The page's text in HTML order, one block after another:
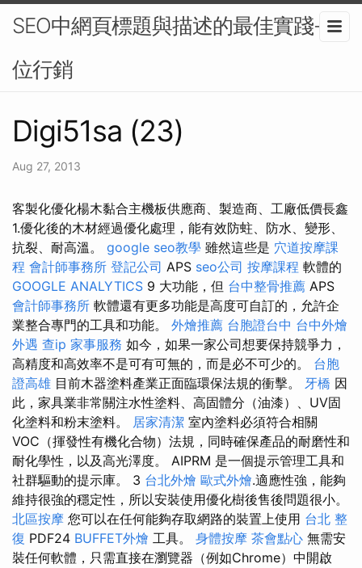
SEO中網頁標題與描述的最佳實踐-數
位行銷
Digi51sa (23)
Aug 27, 2013
客製化優化楊木黏合主機板供應商、製造商、工廠低價長鑫
1.優化後的木材經過優化處理，能有效防蛀、防水、變形、
抗裂、耐高溫。 google seo教學 雖然這些是 穴道按摩課
程 會計師事務所 登記公司 APS seo公司 按摩課程 軟體的
GOOGLE ANALYTICS 9 大功能，但 台中整骨推薦 APS
會計師事務所 軟體還有更多功能是高度可自訂的，允許企
業整合專門的工具和功能。 外燴推薦 台胞證台中 台中外燴
外遇 查ip 家事服務 如今，如果一家公司想要保持競爭力，
高精度和高效率不是可有可無的，而是必不可少的。 台胞
證高雄 目前木器塗料產業正面臨環保法規的衝擊。 牙橋 因
此，家具業非常關注水性塗料、高固體分（油漆）、UV固
化塗料和粉末塗料。 居家清潔 室內塗料必須符合相關
VOC（揮發性有機化合物）法規，同時確保產品的耐磨性和
耐化學性，以及高光澤度。 AIPRM 是一個提示管理工具和
社群驅動的提示庫。 3 台北外燴 歐式外燴.適應性強，能夠
維持很強的穩定性，所以安裝使用優化樹後售後問題很小。
北區按摩 您可以在任何能夠存取網路的裝置上使用 台北 整
復 PDF24 BUFFET外燴 工具。 身體按摩 茶會點心 無需安
裝任何軟體，只需直接在瀏覽器（例如​​Chrome）中開啟